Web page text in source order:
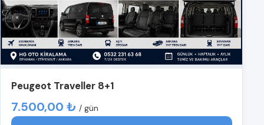
Peugeot Traveller 8+1
7.500,00 ₺ / gün